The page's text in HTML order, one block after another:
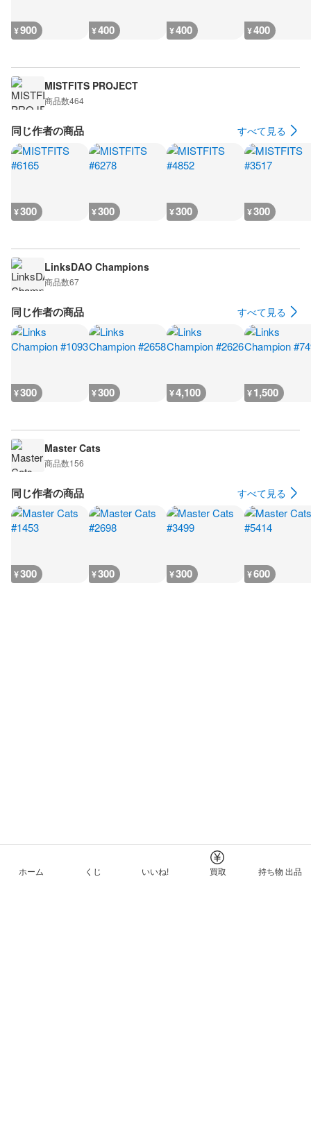
¥900 ¥400 ¥400 ¥400
MISTFITS PROJECT
商品数464
同じ作者の商品 すべて見る
¥300 ¥300 ¥300 ¥300
LinksDAO Champions
商品数67
同じ作者の商品 すべて見る
¥300 ¥300 ¥4,100 ¥1,500
Master Cats
商品数156
同じ作者の商品 すべて見る
¥300 ¥300 ¥300 ¥600
ホーム くじ いいね! 買取 持ち物 出品